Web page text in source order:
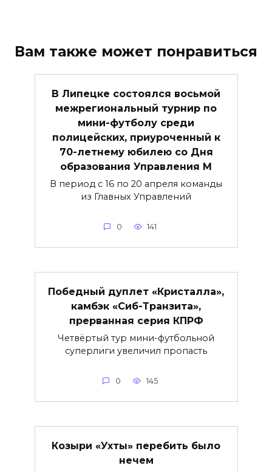
Вам также может понравиться
В Липецке состоялся восьмой
межрегиональный турнир по
мини-футболу среди
полицейских, приуроченный к
70-летнему юбилею со Дня
образования Управления М
В период с 16 по 20 апреля команды
из Главных Управлений
0 141
Победный дуплет «Кристалла»,
камбэк «Сиб-Транзита»,
прерванная серия КПРФ
Четвёртый тур мини-футбольной
суперлиги увеличил пропасть
0 145
Козыри «Ухты» перебить было
нечем